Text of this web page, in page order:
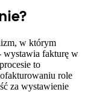
w którym
wystawia fakturę w
to
role
za wystawienie